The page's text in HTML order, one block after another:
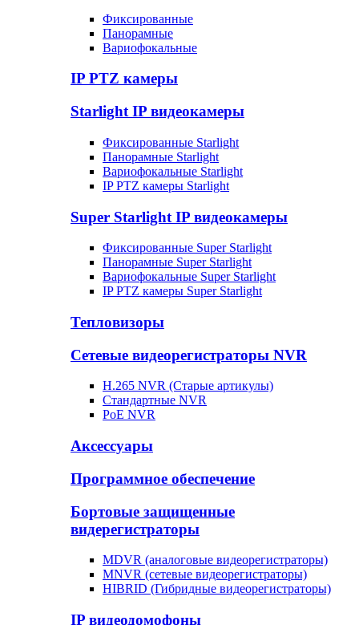
Фиксированные
Панорамные
Вариофокальные
IP PTZ камеры
Starlight IP видеокамеры
Фиксированные Starlight
Панорамные Starlight
Вариофокальные Starlight
IP PTZ камеры Starlight
Super Starlight IP видеокамеры
Фиксированные Super Starlight
Панорамные Super Starlight
Вариофокальные Super Starlight
IP PTZ камеры Super Starlight
Тепловизоры
Сетевые видеорегистраторы NVR
H.265 NVR (Старые артикулы)
Стандартные NVR
PoE NVR
Аксессуары
Программное обеспечение
Бортовые защищенные
видерегистраторы
MDVR (аналоговые видеорегистраторы)
MNVR (сетевые видеорегистраторы)
HIBRID (Гибридные видеорегистраторы)
IP видеодомофоны